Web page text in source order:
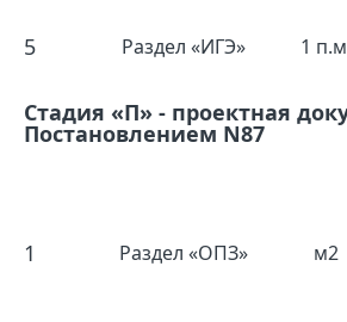
5 Раздел «ИГЭ» 1
Стадия «П» - проектная
Постановлением N87
1 Раздел «ОПЗ» м2